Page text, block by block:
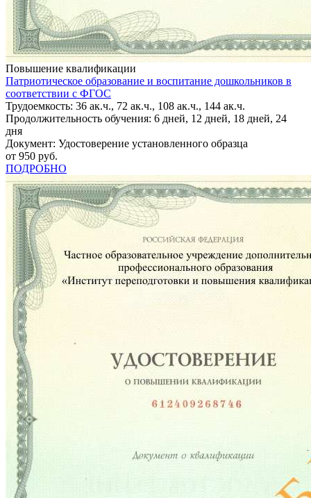
Повышение квалификации
Патриотическое образование и воспитание дошкольников в
соответствии с ФГОС
Трудоемкость: 36 ак.ч., 72 ак.ч., 108 ак.ч., 144 ак.ч.
Продолжительность обучения: 6 дней, 12 дней, 18 дней, 24
дня
Документ: Удостоверение установленного образца
от 950 руб.
ПОДРОБНО